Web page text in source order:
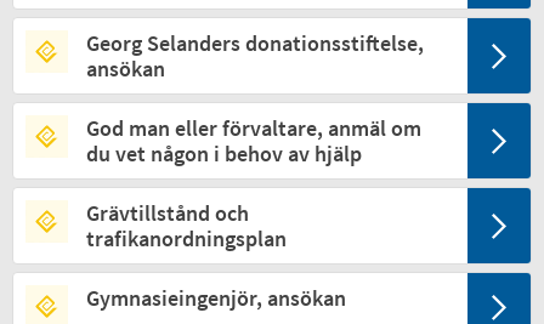
Georg Selanders donationsstiftelse,
ansökan
God man eller förvaltare, anmäl om
du vet någon i behov av hjälp
Grävtillstånd och
trafikanordningsplan
Gymnasieingenjör, ansökan